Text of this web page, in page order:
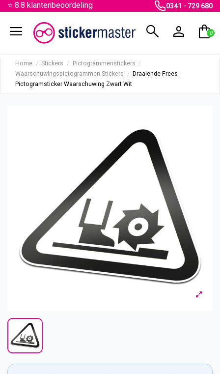
⭐ 8.8 klantenbeoordeling 0341 - 729 680
menu search person shopping_bag
0
Home Stickers
Pictogrammenstickers
Waarschuwingspictogrammen Stickers
Draaiende Frees
Pictogramsticker Waarschuwing Zwart Wit